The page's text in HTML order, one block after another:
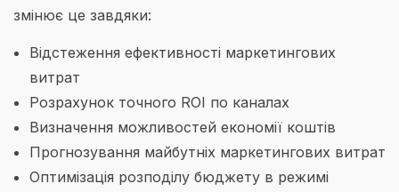
змінює це завдяки:
Відстеження ефективності маркетингових
витрат
Розрахунок точного ROI по каналах
Визначення можливостей економії коштів
Прогнозування майбутніх маркетингових витрат
Оптимізація розподілу бюджету в режимі